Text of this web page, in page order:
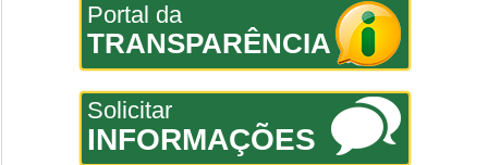
Portal da
TRANSPARÊNCIA
Solicitar
INFORMAÇÕES